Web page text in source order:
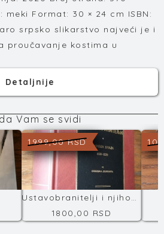
meki Format: 30 × 24 cm ISBN:
srpsko slikarstvo najveći je i
proučavanje kostima u
Detaljnije
Vam se svidi
1999,00 RSD
Ustavobranitelji i njihova vlada
1800,00 RSD